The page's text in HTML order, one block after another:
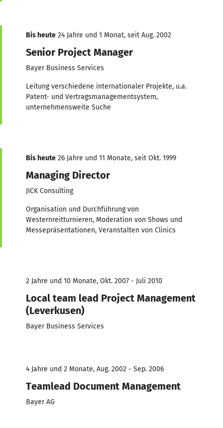
Bis heute 24 Jahre und 1 Monat, seit Aug. 2002
Senior Project Manager
Bayer Business Services
Leitung verschiedene internationaler Projekte, u.a.
Patent- und Vertragsmanagementsystem,
unternehmensweite Suche
Bis heute 26 Jahre und 11 Monate, seit Okt. 1999
Managing Director
JICK Consulting
Organisation und Durchführung von
Westernreitturnieren, Moderation von Shows und
Messepräsentationen, Veranstalten von Clinics
2 Jahre und 10 Monate, Okt. 2007 - Juli 2010
Local team lead Project Management
(Leverkusen)
Bayer Business Services
4 Jahre und 2 Monate, Aug. 2002 - Sep. 2006
Teamlead Document Management
Bayer AG